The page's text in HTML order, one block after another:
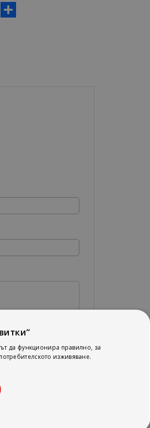
LinkedIn
да функционира правилно, за
изживяване.